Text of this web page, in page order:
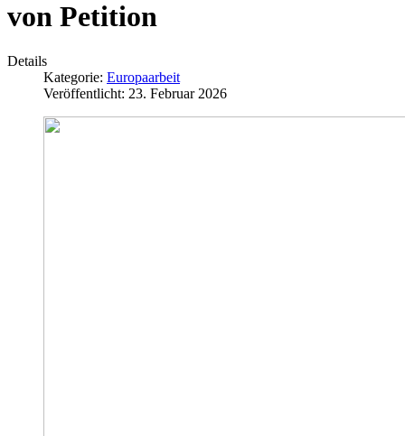
von Petition
Details
Kategorie: Europaarbeit
Veröffentlicht: 23. Februar 2026